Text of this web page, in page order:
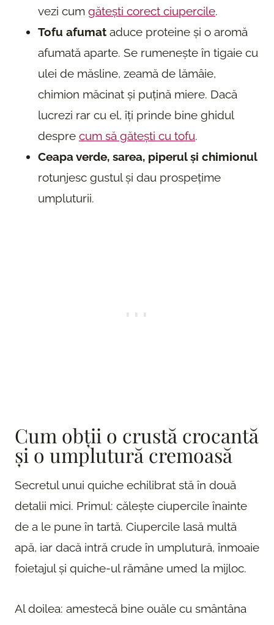
vezi cum gătești corect ciupercile.
Tofu afumat aduce proteine și o aromă
afumată aparte. Se rumenește în tigaie cu
ulei de măsline, zeamă de lămâie,
chimion măcinat și puțină miere. Dacă
lucrezi rar cu el, îți prinde bine ghidul
despre cum să gătești cu tofu.
Ceapa verde, sarea, piperul și chimionul
rotunjesc gustul și dau prospețime
umpluturii.
Cum obții o crustă crocantă
și o umplutură cremoasă
Secretul unui quiche echilibrat stă în două
detalii mici. Primul: călește ciupercile înainte
de a le pune în tartă. Ciupercile lasă multă
apă, iar dacă intră crude în umplutură, înmoaie
foietajul și quiche-ul rămâne umed la mijloc.
Al doilea: amestecă bine ouăle cu smântâna